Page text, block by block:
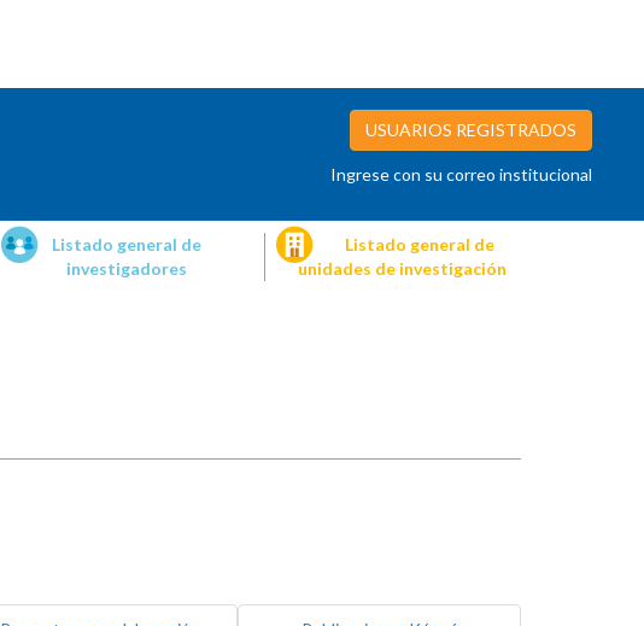
USUARIOS REGISTRADOS
Ingrese con su correo institucional
Listado general de
investigadores
Listado general de
unidades de investigación